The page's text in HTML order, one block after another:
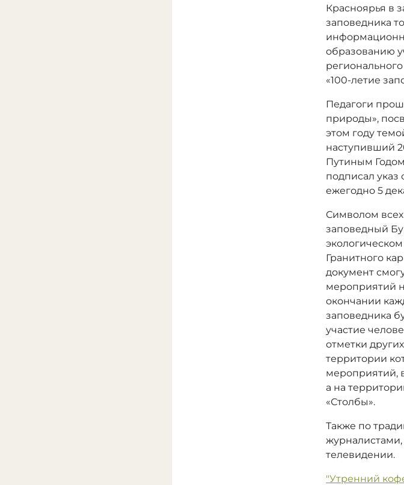
Красноярья в
заповедника
образованию
«100-летие
Педагоги
природы»,
этом году
наступивший
Путиным Годом
подписал
ежегодно 5
Символом всех
заповедный
Гранитного
документ
мероприятий
окончании
заповедника
участие
отметки
территории
мероприятий,
а на
«Столбы».
Также по
телевидении.
"Утренний